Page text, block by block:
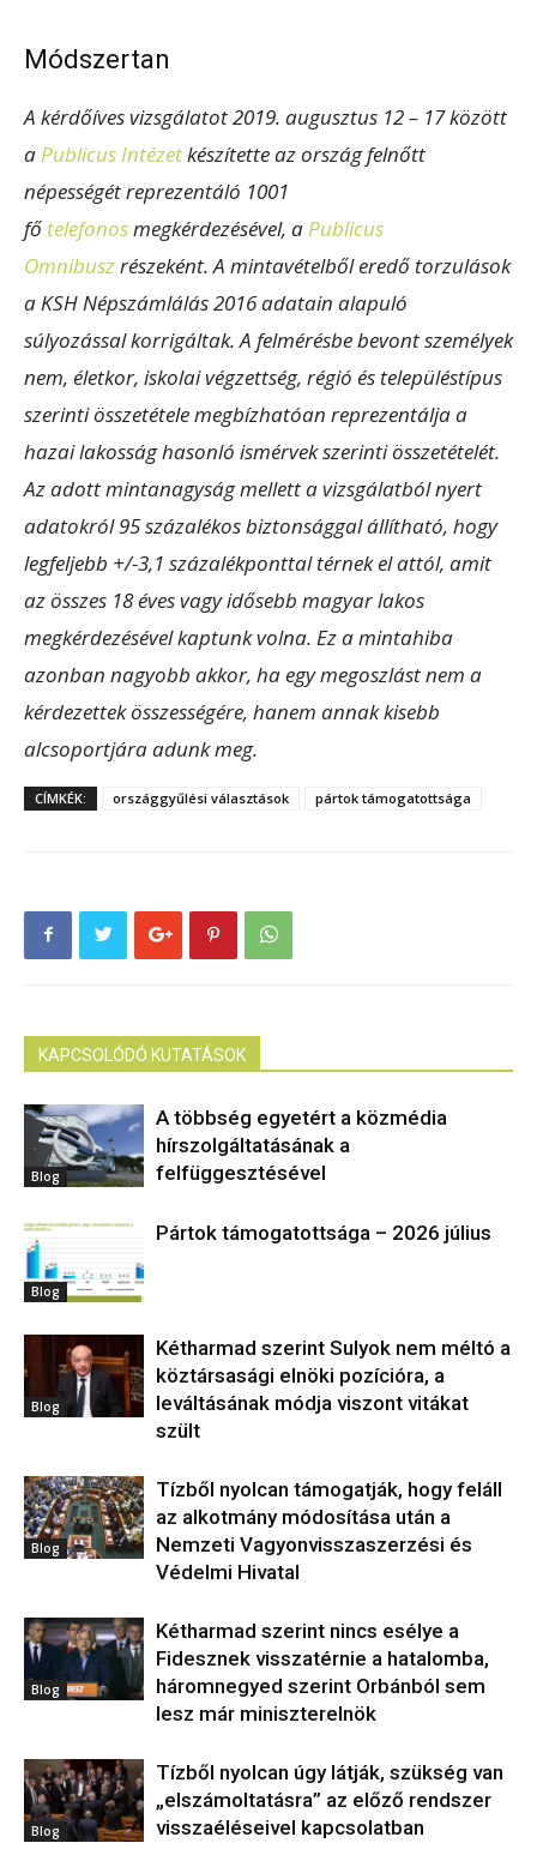
Módszertan
A kérdőíves vizsgálatot 2019. augusztus 12 – 17 között
aPublicus Intézetkészítette az ország felnőtt
népességét reprezentáló 1001
fő telefonosmegkérdezésével, aPublicus
Omnibuszrészeként. A mintavételből eredő torzulások
a KSH Népszámlálás 2016 adatain alapuló
súlyozással korrigáltak. A felmérésbe bevont személyek
nem, életkor, iskolai végzettség, régió és településtípus
szerinti összetétele megbízhatóan reprezentálja a
hazai lakosság hasonló ismérvek szerinti összetételét.
Az adott mintanagyság mellett a vizsgálatból nyert
adatokról 95 százalékos biztonsággal állítható, hogy
legfeljebb +/-3,1 százalékponttal térnek el attól, amit
az összes 18 éves vagy idősebb magyar lakos
megkérdezésével kaptunk volna. Ez a mintahiba
azonban nagyobb akkor, ha egy megoszlást nem a
kérdezettek összességére, hanem annak kisebb
alcsoportjára adunk meg.
CÍMKÉK: országgyűlési választások pártok támogatottsága
KAPCSOLÓDÓ KUTATÁSOK
Blog
A többség egyetért a közmédia
hírszolgáltatásának a
felfüggesztésével
Blog
Pártok támogatottsága – 2026 július
Blog
Kétharmad szerint Sulyok nem méltó a
köztársasági elnöki pozícióra, a
leváltásának módja viszont vitákat
szült
Blog
Tízből nyolcan támogatják, hogy feláll
az alkotmány módosítása után a
Nemzeti Vagyonvisszaszerzési és
Védelmi Hivatal
Blog
Kétharmad szerint nincs esélye a
Fidesznek visszatérnie a hatalomba,
háromnegyed szerint Orbánból sem
lesz már miniszterelnök
Blog
Tízből nyolcan úgy látják, szükség van
„elszámoltatásra” az előző rendszer
visszaéléseivel kapcsolatban